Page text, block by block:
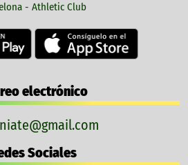
- Athletic Club
electrónico
Sociales